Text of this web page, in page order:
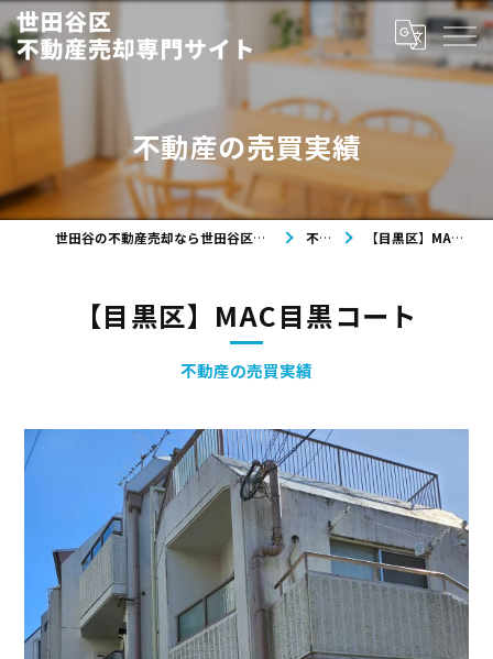
不動産の売買実績
世田谷の不動産売却なら世田谷区不動産売却専門サイト 不動産 【目黒区】MAC目黒コート
不動産の売買実績
【目黒区】MAC目黒コート